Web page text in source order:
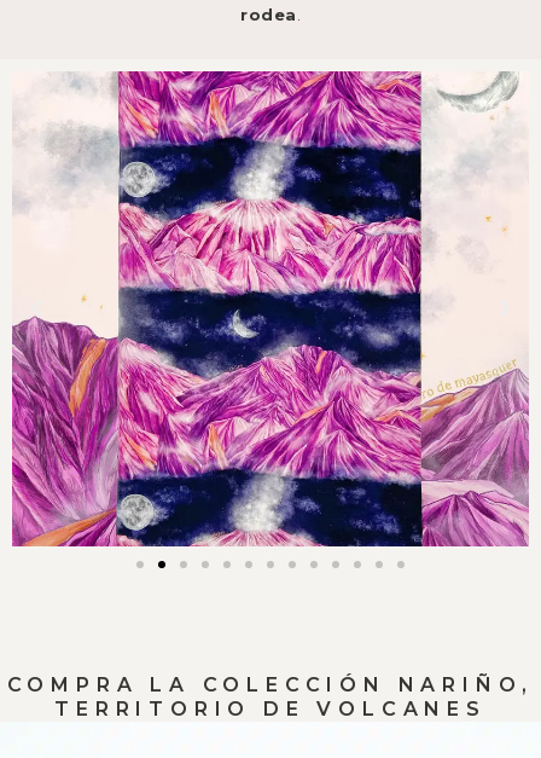
rodea.
COMPRA LA COLECCIÓN NARIÑO,
TERRITORIO DE VOLCANES